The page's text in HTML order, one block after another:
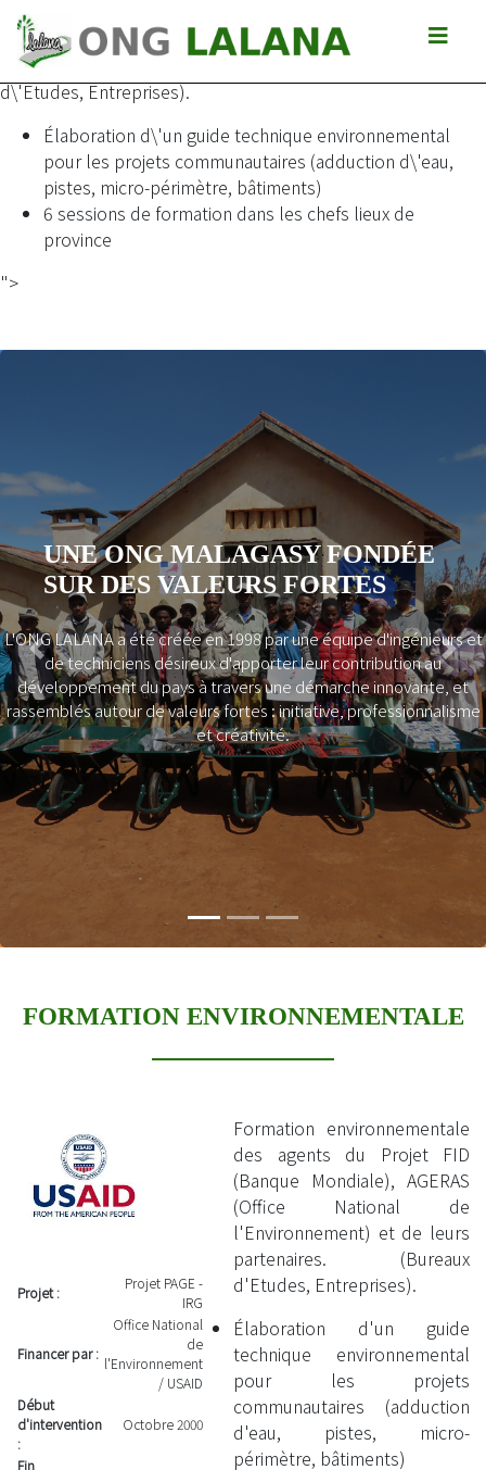
Formation environnementale des agents du Projet FID
(Banque Mondiale), AGERAS (Office National de
l\'Environnement) et de leurs partenaires. (Bureaux
d\'Etudes, Entreprises).
Élaboration d\'un guide technique environnemental
pour les projets communautaires (adduction d\'eau,
pistes, micro-périmètre, bâtiments)
6 sessions de formation dans les chefs lieux de
province
">
UNE ONG MALAGASY FONDÉE
SUR DES VALEURS FORTES
L'ONG LALANA a été créée en 1998 par une équipe d'ingénieurs et
de techniciens désireux d'apporter leur contribution au
développement du pays à travers une démarche innovante, et
rassemblés autour de valeurs fortes : initiative, professionnalisme
et créativité.
Previous Next
FORMATION ENVIRONNEMENTALE
Projet :
Projet PAGE -
IRG
Financer par :
Office National
de
l'Environnement
/ USAID
Début
d'intervention
:
Octobre 2000
Fin
Formation environnementale
des agents du Projet FID
(Banque Mondiale), AGERAS
(Office National de
l'Environnement) et de leurs
partenaires. (Bureaux
d'Etudes, Entreprises).
Élaboration d'un guide
technique environnemental
pour les projets
communautaires (adduction
d'eau, pistes, micro-
périmètre, bâtiments)